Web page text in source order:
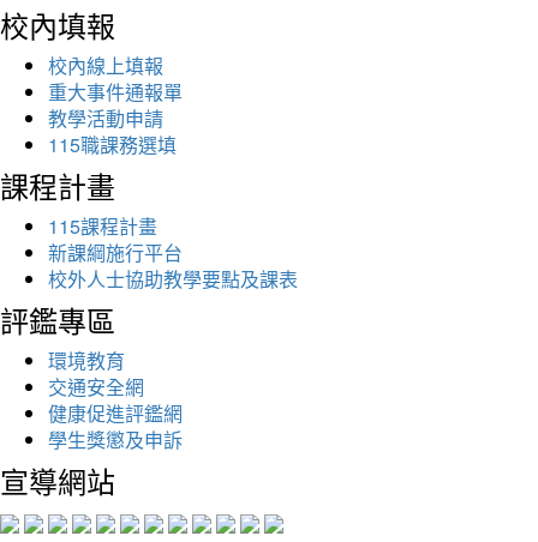
校內填報
校內線上填報
重大事件通報單
教學活動申請
115職課務選填
課程計畫
115課程計畫
新課綱施行平台
校外人士協助教學要點及課表
評鑑專區
環境教育
交通安全網
健康促進評鑑網
學生獎懲及申訴
宣導網站